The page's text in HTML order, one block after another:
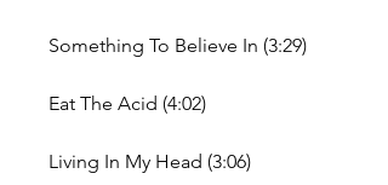
Something To Believe In (3:29)
Eat The Acid (4:02)
Living In My Head (3:06)